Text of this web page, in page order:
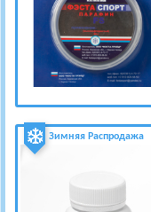
Зимняя Распродажа